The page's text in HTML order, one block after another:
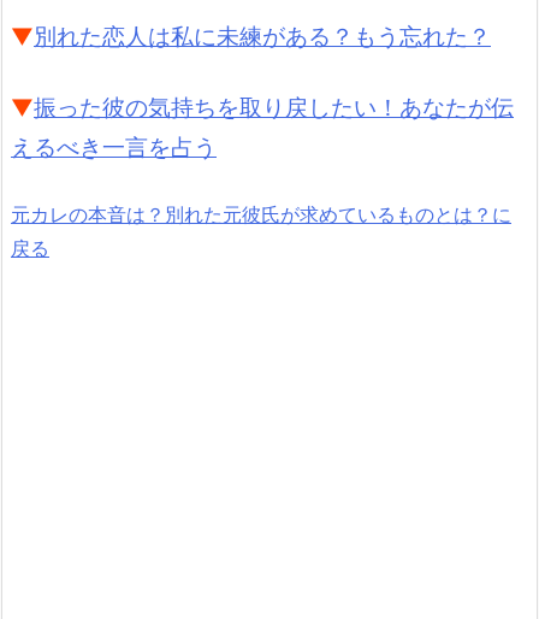
▼別れた恋人は私に未練がある？もう忘れた？
▼振った彼の気持ちを取り戻したい！あなたが伝
えるべき一言を占う
元カレの本音は？別れた元彼氏が求めているものとは？に
戻る